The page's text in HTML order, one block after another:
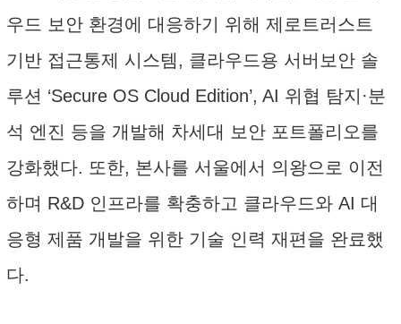
우드 보안 환경에 대응하기 위해 제로트러스트
기반 접근통제 시스템, 클라우드용 서버보안 솔
루션 ‘Secure OS Cloud Edition’, AI 위협 탐지·분
석 엔진 등을 개발해 차세대 보안 포트폴리오를
강화했다. 또한, 본사를 서울에서 의왕으로 이전
하며 R&D 인프라를 확충하고 클라우드와 AI 대
응형 제품 개발을 위한 기술 인력 재편을 완료했
다.